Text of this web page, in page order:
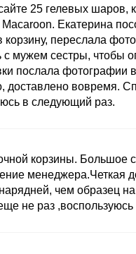
25 гелевых шаров,
Екатерина
переслала
с мужем сестры, чтобы
послала фотографии
доставлено вовремя.
в следующий раз.
корзины. Большое
менеджера.Четкая
чем образец
не раз